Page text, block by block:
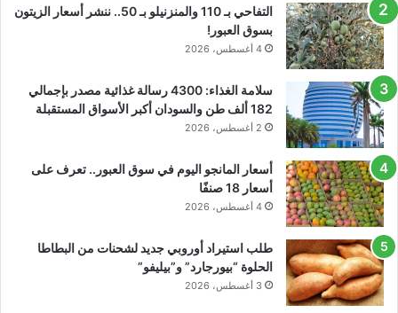
التفاحي بـ 110 والمنزنيلو بـ 50.. ننشر أسعار الزيتون
بسوق العبور!
4 أغسطس، 2026
سلامة الغذاء: 4300 رسالة غذائية مصدر بإجمالي
182 ألف طن والسودان أكبر الأسواق المستقبلة
2 أغسطس، 2026
أسعار المانجو اليوم في سوق العبور.. تعرف على
أسعار 18 صنفًا
4 أغسطس، 2026
طلب استيراد أوروبي جديد لشحنات من البطاطا
الحلوة “بيورجارد” و”بيليفو”
3 أغسطس، 2026